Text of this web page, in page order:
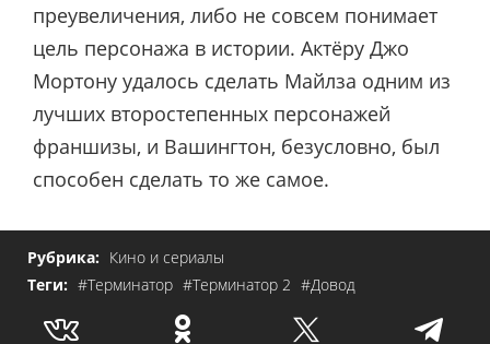
преувеличения, либо не совсем понимает
цель персонажа в истории. Актёру Джо
Мортону удалось сделать Майлза одним из
лучших второстепенных персонажей
франшизы, и Вашингтон, безусловно, был
способен сделать то же самое.
Рубрика: Кино и сериалы
Теги: #Терминатор #Терминатор 2 #Довод